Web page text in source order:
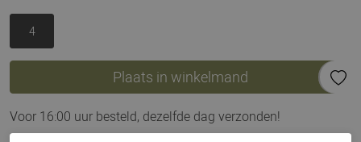
4
Plaats in winkelmand
Voor 16:00 uur besteld, dezelfde dag verzonden!